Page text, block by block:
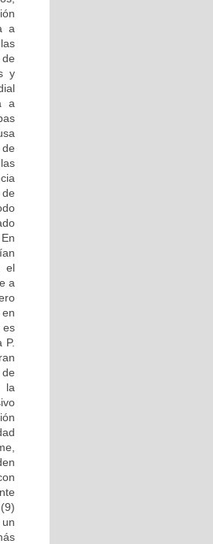
a
y
a
el
a
es
P.
la